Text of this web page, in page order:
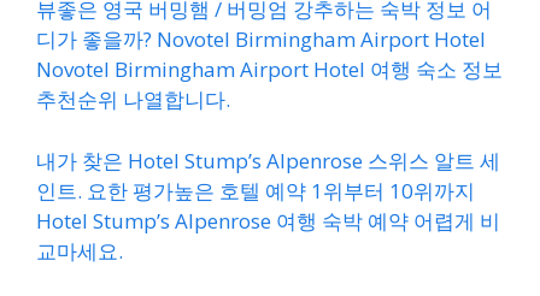
뷰좋은 영국 버밍햄 / 버밍엄 강추하는 숙박 정보 어
디가 좋을까? Novotel Birmingham Airport Hotel
Novotel Birmingham Airport Hotel 여행 숙소 정보
추천순위 나열합니다.
내가 찾은 Hotel Stump’s Alpenrose 스위스 알트 세
인트. 요한 평가높은 호텔 예약 1위부터 10위까지
Hotel Stump’s Alpenrose 여행 숙박 예약 어렵게 비
교마세요.